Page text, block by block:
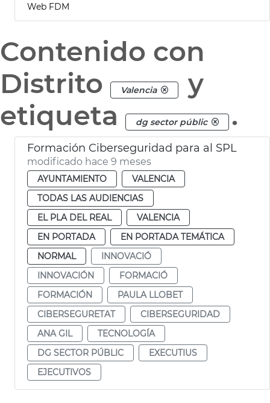
Web FDM
Contenido con
Distrito
Valencia
y
etiqueta
dg sector públic .
Formación Ciberseguridad para al SPL
modificado hace 9 meses
AYUNTAMIENTO
VALENCIA
TODAS LAS AUDIENCIAS
EL PLA DEL REAL
VALENCIA
EN PORTADA
EN PORTADA TEMÁTICA
NORMAL
INNOVACIÓ
INNOVACIÓN
FORMACIÓ
FORMACIÓN
PAULA LLOBET
CIBERSEGURETAT
CIBERSEGURIDAD
ANA GIL
TECNOLOGÍA
DG SECTOR PÚBLIC
EXECUTIUS
EJECUTIVOS